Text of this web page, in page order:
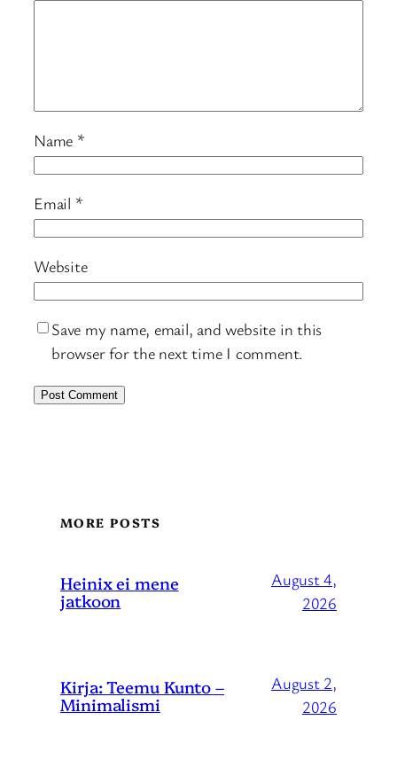
Name *
Email *
Website
Save my name, email, and website in this
browser for the next time I comment.
MORE POSTS
Heinix ei mene
jatkoon
August 4,
2026
Kirja: Teemu Kunto –
Minimalismi
August 2,
2026